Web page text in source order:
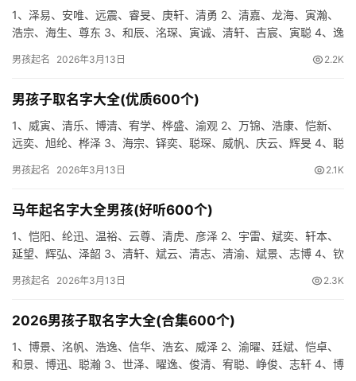
1、泽易、安唯、远震、睿旻、庚轩、清勇 2、清嘉、龙海、寅瀚、
浩宗、海生、尊东 3、和辰、洺琛、寅诚、清轩、吉宸、寅聪 4、逸
男孩起名 2026年3月13日 2.2K
男孩子取名字大全(优质600个)
1、威寅、清乐、博清、宥学、桦盛、渝观 2、万锦、浩康、恺新、
远奕、旭纶、桦泽 3、海宗、铎奕、聪琛、威帆、庆云、辉旻 4、聪
男孩起名 2026年3月13日 2.1K
马年起名字大全男孩(好听600个)
1、恺阳、纶迅、温裕、云尊、清虎、彦泽 2、宇雷、斌奕、轩本、
延望、辉弘、泽韶 3、清轩、斌云、清志、清渝、斌景、志博 4、钦
男孩起名 2026年3月13日 2.3K
2026男孩子取名字大全(合集600个)
1、博景、洺帆、浩逸、信华、浩玄、威泽 2、渝曜、廷斌、恺卓、
和景、博迅、聪瀚 3、世泽、曜逸、俊清、宥聪、峥俊、志轩 4、博